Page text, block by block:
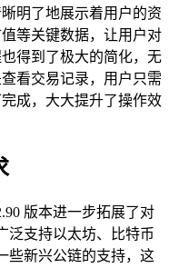
明了地展示着用户的资
等关键数据，让用户对
得到了极大的简化，无
看交易记录，用户只需
成，大大提升了操作效
版本进一步拓展了对
泛支持以太坊、比特币
些新兴公链的支持，这